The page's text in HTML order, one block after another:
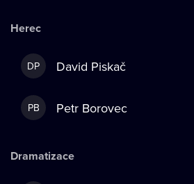
Herec
DP David Piskač
PB Petr Borovec
Dramatizace